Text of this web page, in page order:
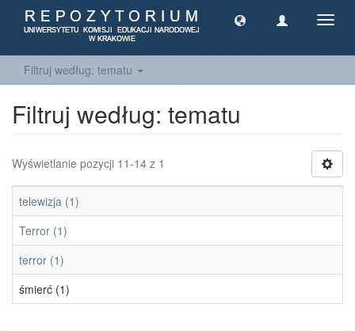
Filtruj według: tematu
Filtruj według: tematu
Wyświetlanie pozycji 11-14 z 1
telewizja (1)
Terror (1)
terror (1)
śmierć (1)